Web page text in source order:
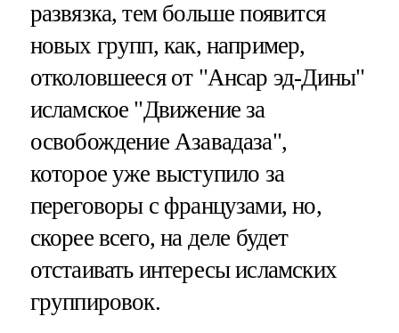
развязка, тем больше появится
новых групп, как, например,
отколовшееся от "Ансар эд-Дины"
исламское "Движение за
освобождение Азавадаза",
которое уже выступило за
переговоры с французами, но,
скорее всего, на деле будет
отстаивать интересы исламских
группировок.